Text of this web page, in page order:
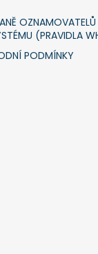
(PRAVIDLA
PODMÍNKY